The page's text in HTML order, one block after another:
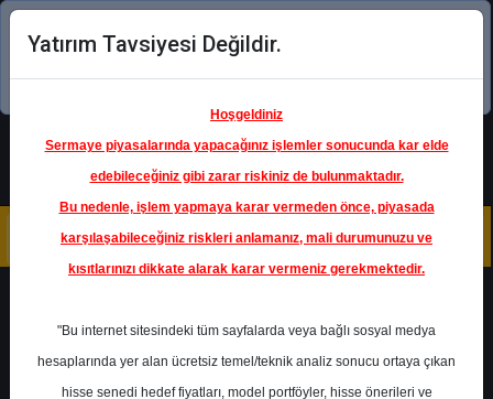
Şimdi uygulamayı indirin!
Yatırım Tavsiyesi Değildir.
Hoşgeldiniz
Sermaye piyasalarında yapacağınız işlemler sonucunda kar elde
edebileceğiniz gibi zarar riskiniz de bulunmaktadır.
Bu nedenle, işlem yapmaya karar vermeden önce, piyasada
karşılaşabileceğiniz riskleri anlamanız, mali durumunuzu ve
kısıtlarınızı dikkate alarak karar vermeniz gerekmektedir.
"Bu internet sitesindeki tüm sayfalarda veya bağlı sosyal medya
hesaplarında yer alan ücretsiz temel/teknik analiz sonucu ortaya çıkan
hisse senedi hedef fiyatları, model portföyler, hisse önerileri ve